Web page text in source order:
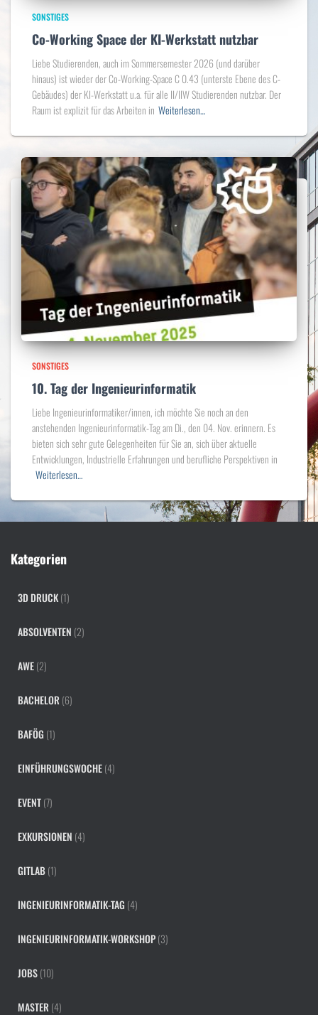
SONSTIGES
Co-Working Space der KI-Werkstatt nutzbar
Liebe Studierenden, auch im Sommersemester 2026 (und darüber
hinaus) ist wieder der Co-Working-Space C 0.43 (unterste Ebene des C-
Gebäudes) der KI-Werkstatt u.a. für alle II/IIW Studierenden nutzbar. Der
Raum ist explizit für das Arbeiten in Weiterlesen…
SONSTIGES
10. Tag der Ingenieurinformatik
Liebe Ingenieurinformatiker/innen, ich möchte Sie noch an den
anstehenden Ingenieurinformatik-Tag am Di., den 04. Nov. erinnern. Es
bieten sich sehr gute Gelegenheiten für Sie an, sich über aktuelle
Entwicklungen, Industrielle Erfahrungen und berufliche Perspektiven in
Weiterlesen…
Kategorien
3D DRUCK(1)
ABSOLVENTEN (2)
AWE(2)
BACHELOR (6)
BAFÖG (1)
EINFÜHRUNGSWOCHE(4)
EVENT(7)
EXKURSIONEN (4)
GITLAB(1)
INGENIEURINFORMATIK-TAG (4)
INGENIEURINFORMATIK-WORKSHOP(3)
JOBS(10)
MASTER (4)